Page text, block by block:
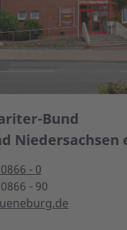
Bund
Niedersachsen
- 0
- 90